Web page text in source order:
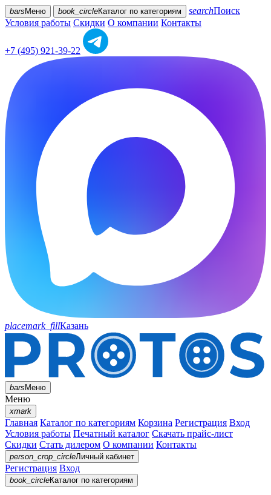
bars Меню book_circleКаталог по категориям searchПоиск
Условия работы Скидки О компании Контакты
+7 (495) 921-39-22
placemark_fillКазань
barsМеню
Меню
xmark
Главная Каталог по категориям Корзина Регистрация Вход
Условия работы Печатный каталог Скачать прайс-лист
Скидки Стать дилером О компании Контакты
person_crop_circleЛичный кабинет
Регистрация Вход
book_circleКаталог по категориям